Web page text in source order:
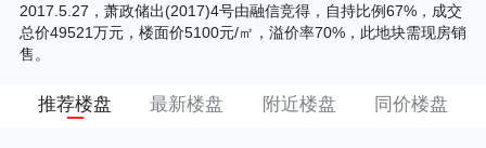
2017.5.27，萧政储出(2017)4号由融信竞得，自持比例67%，成交
总价49521万元，楼面价5100元/㎡，溢价率70%，此地块需现房销
售。
推荐楼盘 最新楼盘 附近楼盘 同价楼盘